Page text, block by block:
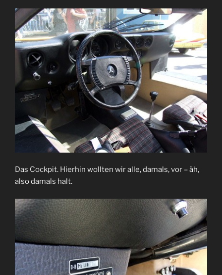
Das Cockpit. Hierhin wollten wir alle, damals, vor – äh,
also damals halt.